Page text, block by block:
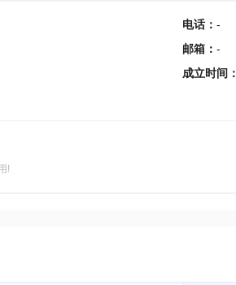
电话： -
邮箱 ： -
成立时间 ：
!